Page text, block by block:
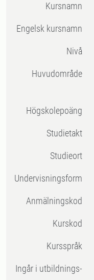
Kursnamn
Engelsk kursnamn
Nivå
Huvudområde
högskolepoäng
Studietakt
Studieort
Undervisningsform
Anmälningskod
Kurskod
Kursspråk
Ingår i utbildnings-